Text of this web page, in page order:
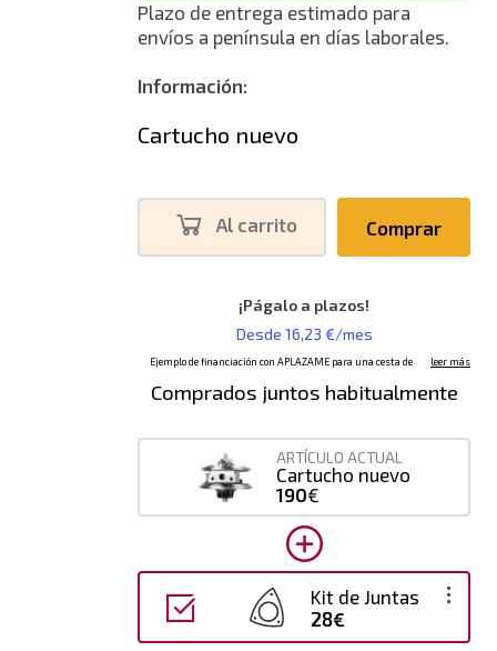
Plazo de entrega estimado para
envíos a península en días laborales.
Información:
Cartucho nuevo
Al carrito Comprar
Comprados juntos habitualmente
ARTÍCULO ACTUAL
Cartucho nuevo
190€
Kit de Juntas
28€